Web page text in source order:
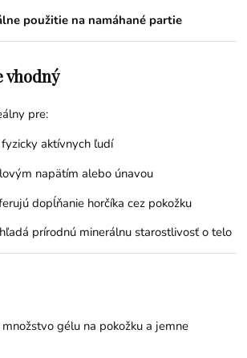
použitie na namáhané partie
vhodný
pre:
aktívnych ľudí
napätím alebo únavou
dopĺňanie horčíka cez pokožku
prírodnú minerálnu starostlivosť o telo
gélu na pokožku a jemne